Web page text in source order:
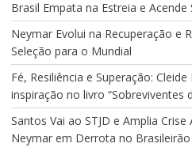
Brasil Empata na Estreia e Acende
Neymar Evolui na Recuperação e
Seleção para o Mundial
Fé, Resiliência e Superação:
inspiração no livro “Sobreviventes
Santos Vai ao STJD e Amplia
Neymar em Derrota no Brasileirão